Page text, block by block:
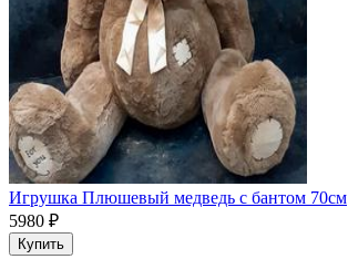
Игрушка Плюшевый медведь с бантом 70см
5980 ₽
Купить